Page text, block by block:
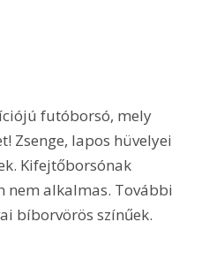
Zsenge, lapos hüvelyei
Kifejtőborsónak
alkalmas. További
bíborvörös színűek.